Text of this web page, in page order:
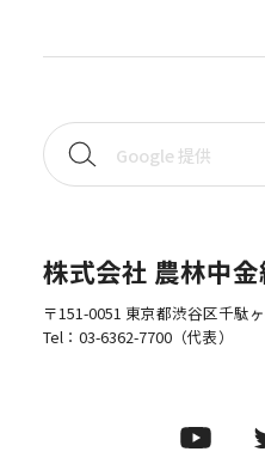
株式会社 農林中
〒151-0051 東京都渋谷区千駄
Tel： 03-6362-7700（代表）